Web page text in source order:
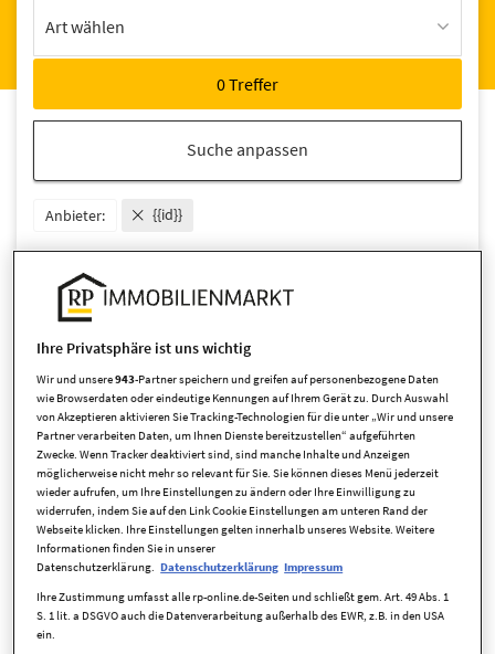
Art wählen
Suche anpassen
Anbieter: {{id}}
Ihre Suche lieferte leider keine
Ergebnisse.
Neue Angebote per E-Mail erhalten
täglich
Ihre Privatsphäre ist uns wichtig
Wir und unsere943-Partner speichern und greifen auf personenbezogene Daten
wie Browserdaten oder eindeutige Kennungen auf Ihrem Gerät zu. Durch Auswahl
von Akzeptieren aktivieren Sie Tracking-Technologien für die unter „Wir und unsere
Partner verarbeiten Daten, um Ihnen Dienste bereitzustellen“ aufgeführten
Zwecke. Wenn Tracker deaktiviert sind, sind manche Inhalte und Anzeigen
möglicherweise nicht mehr so relevant für Sie. Sie können dieses Menü jederzeit
wieder aufrufen, um Ihre Einstellungen zu ändern oder Ihre Einwilligung zu
widerrufen, indem Sie auf den Link Cookie Einstellungen am unteren Rand der
Webseite klicken. Ihre Einstellungen gelten innerhalb unseres Website. Weitere
Informationen finden Sie in unserer
Datenschutzerklärung. Datenschutzerklärung Impressum
Ihre Zustimmung umfasst alle rp-online.de-Seiten und schließt gem. Art. 49 Abs. 1
S. 1 lit. a DSGVO auch die Datenverarbeitung außerhalb des EWR, z.B. in den USA
ein.